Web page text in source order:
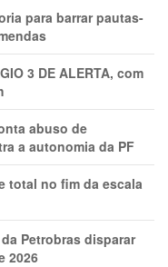
para barrar pautas-
3 DE ALERTA, com
abuso de
a autonomia da PF
total no fim da escala
Petrobras disparar
2026